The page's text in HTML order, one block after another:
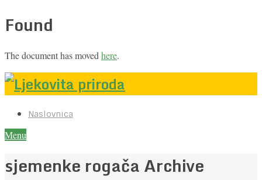
Found
The document has moved here.
Naslovnica
Menu
sjemenke rogača Archive